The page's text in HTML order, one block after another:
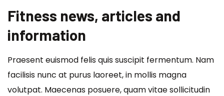
Fitness news, articles and
information
Praesent euismod felis quis suscipit fermentum. Nam
facilisis nunc at purus laoreet, in mollis magna
volutpat. Maecenas posuere, quam vitae sollicitudin